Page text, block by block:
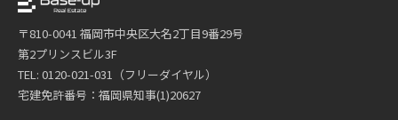
〒810-0041 福岡市中央区大名2丁目9番29号
第2プリンスビル3F
TEL: 0120-021-031（フリーダイヤル）
宅建免許番号：福岡県知事(1)20627